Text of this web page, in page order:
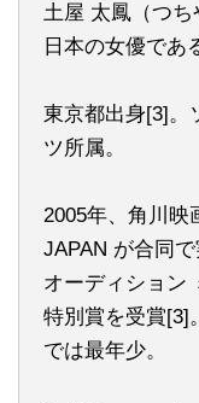
土屋 太鳳（つち
日本の女優であ
東京都出身[3]。
ツ所属。
2005年、角川映
JAPAN が合同
オーディション
特別賞を受賞[3]
では最年少。